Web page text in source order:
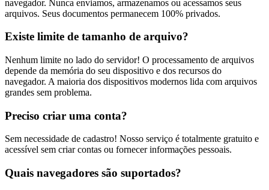
navegador. Nunca enviamos, armazenamos ou acessamos seus
arquivos. Seus documentos permanecem 100% privados.
Existe limite de tamanho de arquivo?
Nenhum limite no lado do servidor! O processamento de arquivos
depende da memória do seu dispositivo e dos recursos do
navegador. A maioria dos dispositivos modernos lida com arquivos
grandes sem problema.
Preciso criar uma conta?
Sem necessidade de cadastro! Nosso serviço é totalmente gratuito e
acessível sem criar contas ou fornecer informações pessoais.
Quais navegadores são suportados?